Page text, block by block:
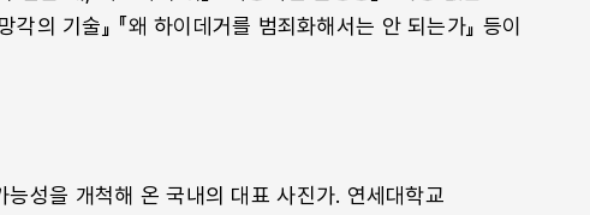
망각의 기술』 『왜 하이데거를 범죄화해서는 안 되는가』 등이
능성을 개척해 온 국내의 대표 사진가. 연세대학교